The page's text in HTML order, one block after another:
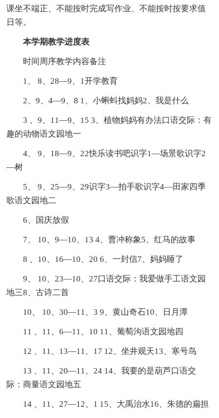
课坐不端正、不能按时完成写作业、不能按时按要求值
日等。
本学期教学进度表
时间周序教学内容备注
1、 8、28—9、1开学教育
2、9、4—9、8 1、小蝌蚪找妈妈2、我是什么
3 、9、11—9、15 3、植物妈妈有办法口语交际：有
趣的动物语文园地一
4、 9、18—9、22快乐读书吧识字1—场景歌识字2
—树
5、 9、25—9、29识字3—拍手歌识字4—田家四季
歌语文园地二
6、国庆放假
7、 10、9—10、13 4、曹冲称象5、红马的故事
8 、10、16—10、20 6、一封信7、妈妈睡了
9、 10、23—10、27口语交际：我爱做手工语文园
地三8、古诗二首
10、 10、30—11、3 9、黄山奇石10、日月潭
11 、11、6—11、10 11、葡萄沟语文园地四
12 、11、13—11、17 12、坐井观天13、寒号鸟
13 、11、20—11、24 14、我要的是葫芦口语交
际：商量语文园地五
14 、11、27—12、1 15、大禹治水16、朱德的扁担